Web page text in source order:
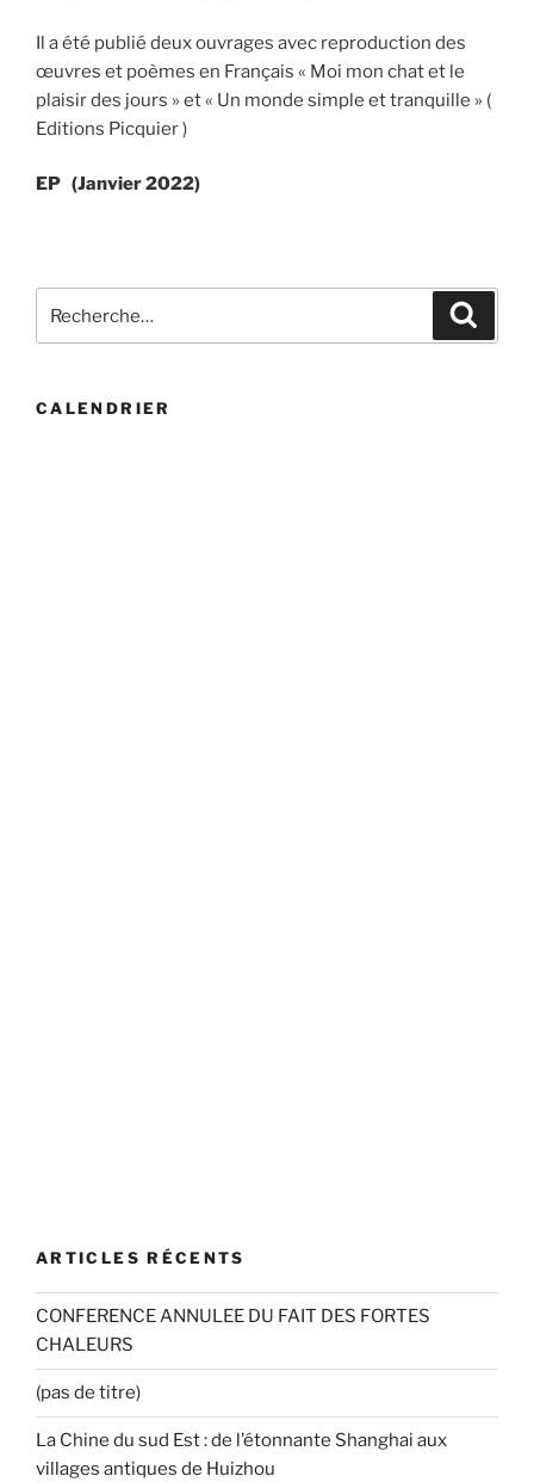
Il a été publié deux ouvrages avec reproduction des
œuvres et poèmes en Français « Moi mon chat et le
plaisir des jours » et « Un monde simple et tranquille » (
Editions Picquier )
EP (Janvier 2022)
pour
CALENDRIER
ARTICLES RÉCENTS
CONFERENCE ANNULEE DU FAIT DES FORTES
CHALEURS
(pas de titre)
La Chine du sud Est : de l’étonnante Shanghai aux
villages antiques de Huizhou